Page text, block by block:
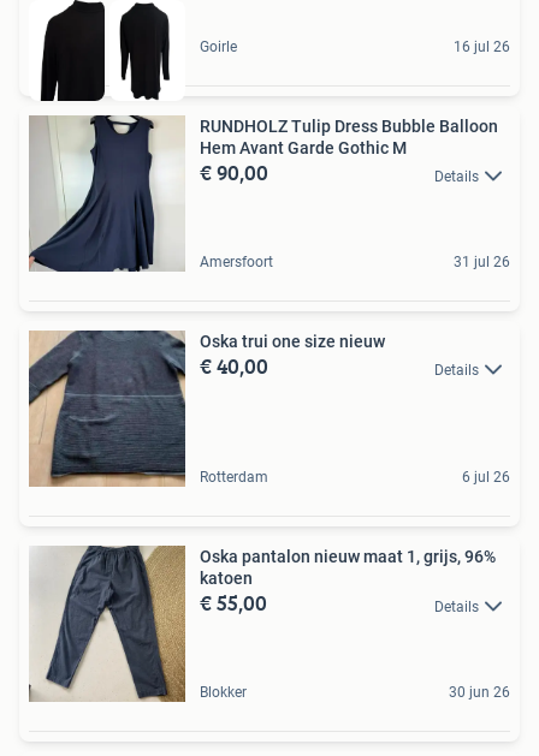
Goirle 16 jul 26
RUNDHOLZ Tulip Dress Bubble Balloon
Hem Avant Garde Gothic M
€ 90,00 Details
Amersfoort 31 jul 26
Oska trui one size nieuw
€ 40,00 Details
Rotterdam 6 jul 26
Oska pantalon nieuw maat 1, grijs, 96%
katoen
€ 55,00 Details
Blokker 30 jun 26